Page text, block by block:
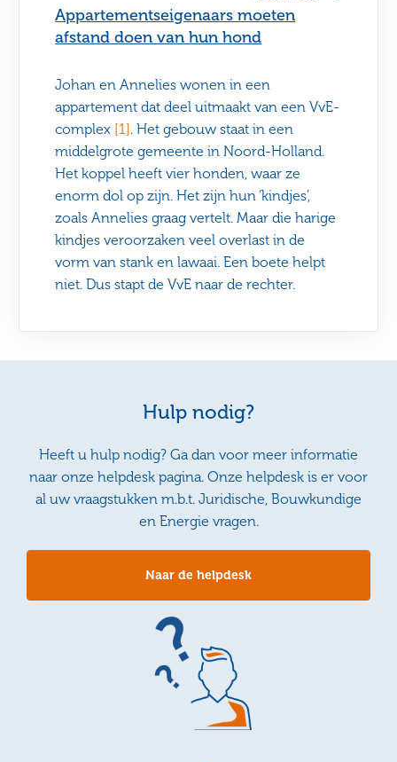
Appartementseigenaars moeten
afstand doen van hun hond
Johan en Annelies wonen in een
appartement dat deel uitmaakt van een VvE-
complex [1]. Het gebouw staat in een
middelgrote gemeente in Noord-Holland.
Het koppel heeft vier honden, waar ze
enorm dol op zijn. Het zijn hun ‘kindjes’,
zoals Annelies graag vertelt. Maar die harige
kindjes veroorzaken veel overlast in de
vorm van stank en lawaai. Een boete helpt
niet. Dus stapt de VvE naar de rechter.
Hulp nodig?
Heeft u hulp nodig? Ga dan voor meer informatie
naar onze helpdesk pagina. Onze helpdesk is er voor
al uw vraagstukken m.b.t. Juridische, Bouwkundige
en Energie vragen.
Naar de helpdesk